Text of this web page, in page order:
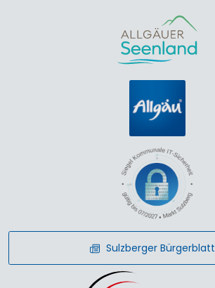
Sulzberger Bürgerblatt